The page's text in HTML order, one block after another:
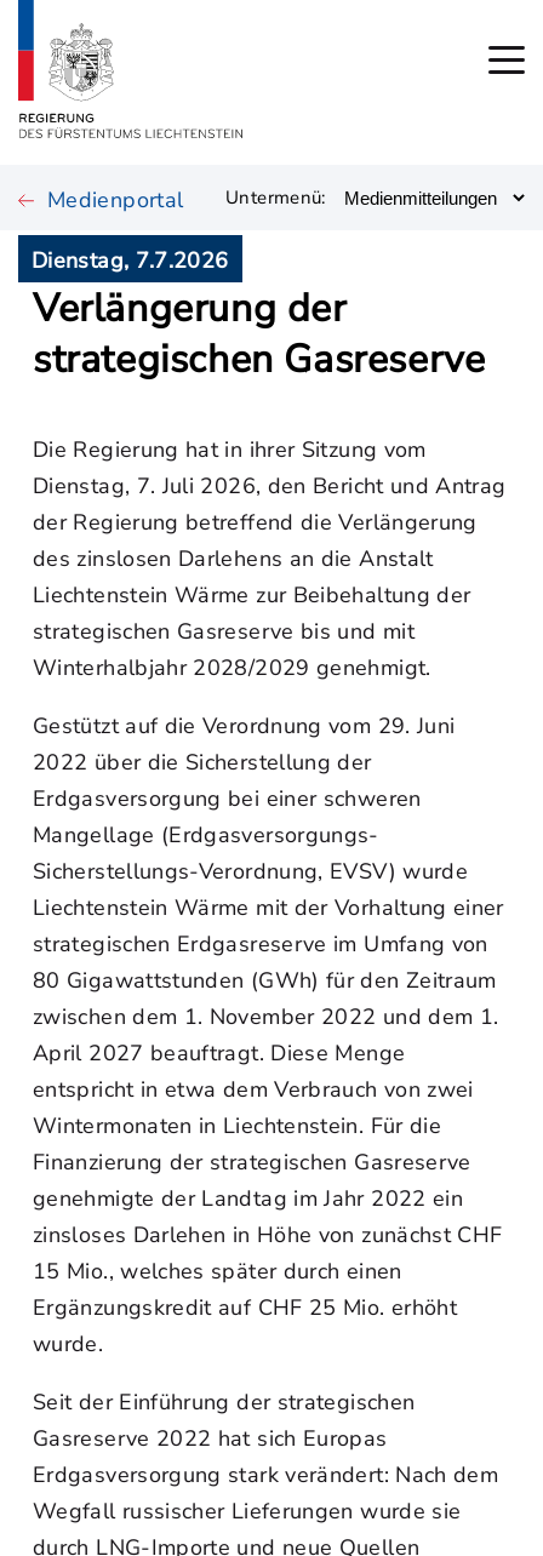
Medienportal Untermenü:
Dienstag, 7.7.2026
Verlängerung der
strategischen Gasreserve
Die Regierung hat in ihrer Sitzung vom
Dienstag, 7. Juli 2026, den Bericht und Antrag
der Regierung betreffend die Verlängerung
des zinslosen Darlehens an die Anstalt
Liechtenstein Wärme zur Beibehaltung der
strategischen Gasreserve bis und mit
Winterhalbjahr 2028/2029 genehmigt.
Gestützt auf die Verordnung vom 29. Juni
2022 über die Sicherstellung der
Erdgasversorgung bei einer schweren
Mangellage (Erdgasversorgungs-
Sicherstellungs-Verordnung, EVSV) wurde
Liechtenstein Wärme mit der Vorhaltung einer
strategischen Erdgasreserve im Umfang von
80 Gigawattstunden (GWh) für den Zeitraum
zwischen dem 1. November 2022 und dem 1.
April 2027 beauftragt. Diese Menge
entspricht in etwa dem Verbrauch von zwei
Wintermonaten in Liechtenstein. Für die
Finanzierung der strategischen Gasreserve
genehmigte der Landtag im Jahr 2022 ein
zinsloses Darlehen in Höhe von zunächst CHF
15 Mio., welches später durch einen
Ergänzungskredit auf CHF 25 Mio. erhöht
wurde.
Seit der Einführung der strategischen
Gasreserve 2022 hat sich Europas
Erdgasversorgung stark verändert: Nach dem
Wegfall russischer Lieferungen wurde sie
durch LNG-Importe und neue Quellen